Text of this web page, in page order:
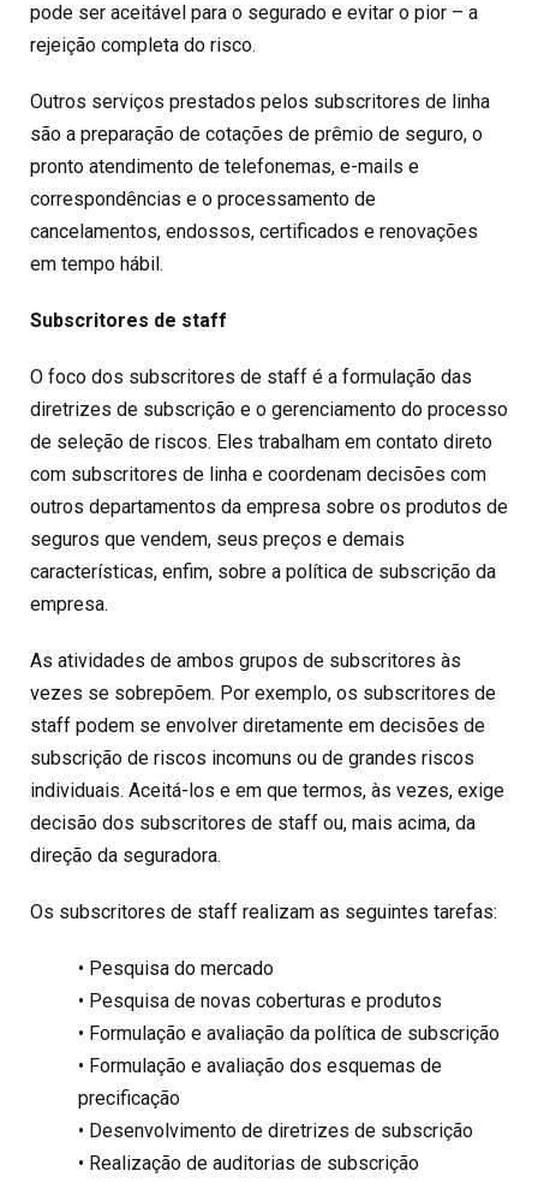
pode ser aceitável para o segurado e evitar o pior – a
rejeição completa do risco.
Outros serviços prestados pelos subscritores de linha
são a preparação de cotações de prêmio de seguro, o
pronto atendimento de telefonemas, e-mails e
correspondências e o processamento de
cancelamentos, endossos, certificados e renovações
em tempo hábil.
Subscritores de staff
O foco dos subscritores de staff é a formulação das
diretrizes de subscrição e o gerenciamento do processo
de seleção de riscos. Eles trabalham em contato direto
com subscritores de linha e coordenam decisões com
outros departamentos da empresa sobre os produtos de
seguros que vendem, seus preços e demais
características, enfim, sobre a política de subscrição da
empresa.
As atividades de ambos grupos de subscritores às
vezes se sobrepõem. Por exemplo, os subscritores de
staff podem se envolver diretamente em decisões de
subscrição de riscos incomuns ou de grandes riscos
individuais. Aceitá-los e em que termos, às vezes, exige
decisão dos subscritores de staff ou, mais acima, da
direção da seguradora.
Os subscritores de staff realizam as seguintes tarefas:
• Pesquisa do mercado
• Pesquisa de novas coberturas e produtos
• Formulação e avaliação da política de subscrição
• Formulação e avaliação dos esquemas de
precificação
• Desenvolvimento de diretrizes de subscrição
• Realização de auditorias de subscrição